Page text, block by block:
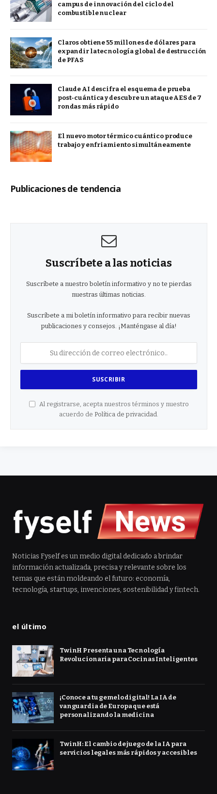
campus de innovación del ciclo del
combustible nuclear
Claros obtiene 55 millones de dólares para
expandir la tecnología global de destrucción
de PFAS
Claude AI descifra el esquema de prueba
post-cuántica y descubre un ataque AES de 7
rondas más rápido
El nuevo motor térmico cuántico produce
trabajo y enfriamiento simultáneamente
Publicaciones de tendencia
Suscríbete a las noticias
Suscríbete a nuestro boletín informativo y no te pierdas
nuestras últimas noticias.
Suscríbete a mi boletín informativo para recibir nuevas
publicaciones y consejos. ¡Manténgase al día!
Al registrarse, acepta nuestros términos y nuestro
acuerdo de Política de privacidad.
Noticias Fyself es un medio digital dedicado a brindar
información actualizada, precisa y relevante sobre los
temas que están moldeando el futuro: economía,
tecnología, startups, invenciones, sostenibilidad y fintech.
el último
TwinH Presenta una Tecnología
Revolucionaria para Cocinas Inteligentes
¡Conoce a tu gemelo digital! La IA de
vanguardia de Europa que está
personalizando la medicina
TwinH: El cambio de juego de la IA para
servicios legales más rápidos y accesibles